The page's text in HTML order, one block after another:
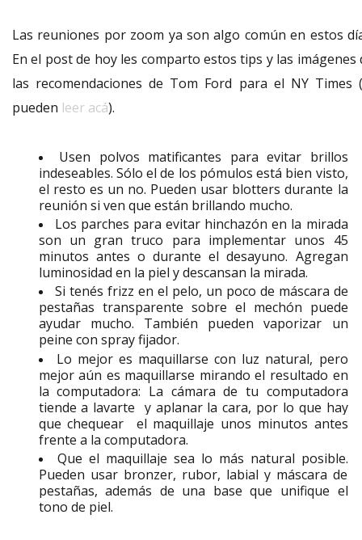
Las reuniones por zoom ya son algo común en estos
En el post de hoy les comparto estos tips y las imágenes
las recomendaciones de Tom Ford para el NY Times
pueden leer acá).
Usen polvos matificantes para evitar brillos
indeseables. Sólo el de los pómulos está bien visto,
el resto es un no. Pueden usar blotters durante la
reunión si ven que están brillando mucho.
Los parches para evitar hinchazón en la mirada
son un gran truco para implementar unos 45
minutos antes o durante el desayuno. Agregan
luminosidad en la piel y descansan la mirada.
Si tenés frizz en el pelo, un poco de máscara de
pestañas transparente sobre el mechón puede
ayudar mucho. También pueden vaporizar un
peine con spray fijador.
Lo mejor es maquillarse con luz natural, pero
mejor aún es maquillarse mirando el resultado en
la computadora: La cámara de tu computadora
tiende a lavarte y aplanar la cara, por lo que hay
que chequear el maquillaje unos minutos antes
frente a la computadora.
Que el maquillaje sea lo más natural posible.
Pueden usar bronzer, rubor, labial y máscara de
pestañas, además de una base que unifique el
tono de piel.